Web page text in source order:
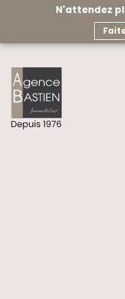
N'attendez